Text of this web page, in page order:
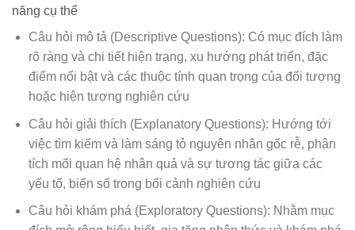
năng cụ thể
Câu hỏi mô tả (Descriptive Questions): Có mục đích làm
rõ ràng và chi tiết hiện trạng, xu hướng phát triển, đặc
điểm nổi bật và các thuộc tính quan trọng của đối tượng
hoặc hiện tượng nghiên cứu
Câu hỏi giải thích (Explanatory Questions): Hướng tới
việc tìm kiếm và làm sáng tỏ nguyên nhân gốc rễ, phân
tích mối quan hệ nhân quả và sự tương tác giữa các
yếu tố, biến số trong bối cảnh nghiên cứu
Câu hỏi khám phá (Exploratory Questions): Nhằm mục